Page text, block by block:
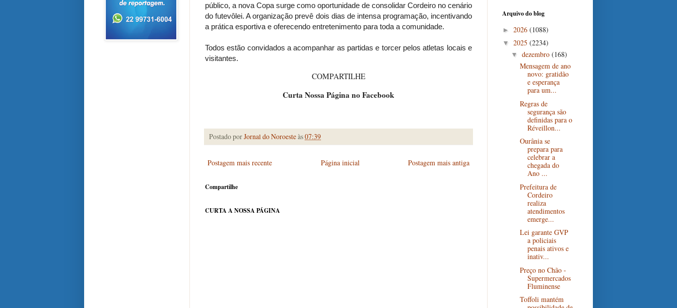
público, a nova Copa surge como oportunidade de consolidar Cordeiro no cenário
do futevôlei. A organização prevê dois dias de intensa programação, incentivando
a prática esportiva e oferecendo entretenimento para toda a comunidade.
Todos estão convidados a acompanhar as partidas e torcer pelos atletas locais e
visitantes.
COMPARTILHE
Curta Nossa Página no Facebook
Postado porJornal do Noroesteàs07:39
Postagem mais recente Postagem mais antiga
Página inicial
Compartilhe
CURTA A NOSSA PÁGINA
Arquivo do blog
► 2026 (1088)
▼ 2025 (2234)
▼ dezembro (168)
Mensagem de ano
novo: gratidão
e esperança
para um...
Regras de
segurança são
definidas para o
Réveillon...
Ourânia se
prepara para
celebrar a
chegada do
Ano ...
Prefeitura de
Cordeiro
realiza
atendimentos
emerge...
Lei garante GVP
a policiais
penais ativos e
inativ...
Preço no Chão -
Supermercados
Fluminense
Toffoli mantém